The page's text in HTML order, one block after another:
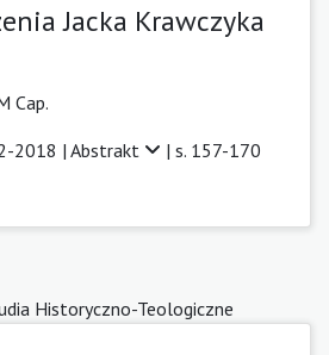
Jacka Krawczyka
Cap.
2018 | Abstrakt | s. 157-170
Historyczno-Teologiczne